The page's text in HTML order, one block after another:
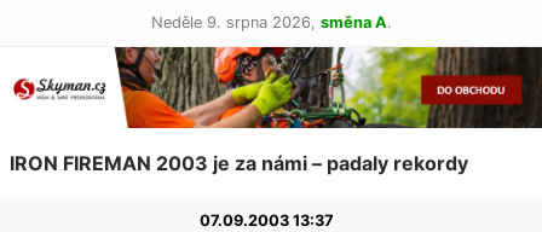
Neděle 9. srpna 2026, směna A.
IRON FIREMAN 2003 je za námi – padaly rekordy
07.09.2003 13:37